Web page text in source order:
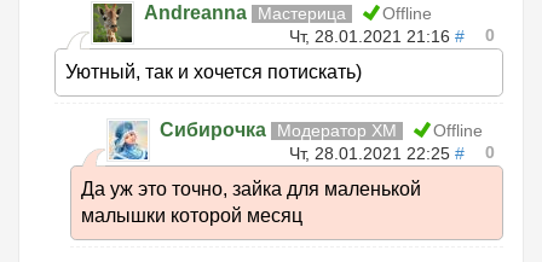
Andreanna Мастерица
Offline
Чт, 28.01.2021 21:16 # 0
Уютный, так и хочется потискать)
Сибирочка Модератор ХМ
Offline
Чт, 28.01.2021 22:25 # 0
Да уж это точно, зайка для маленькой
малышки которой месяц